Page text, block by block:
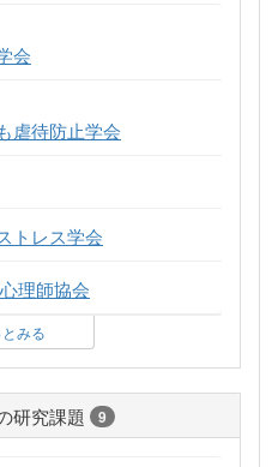
会
虐待防止学会
トレス学会
理師協会
みる
研究課題 9